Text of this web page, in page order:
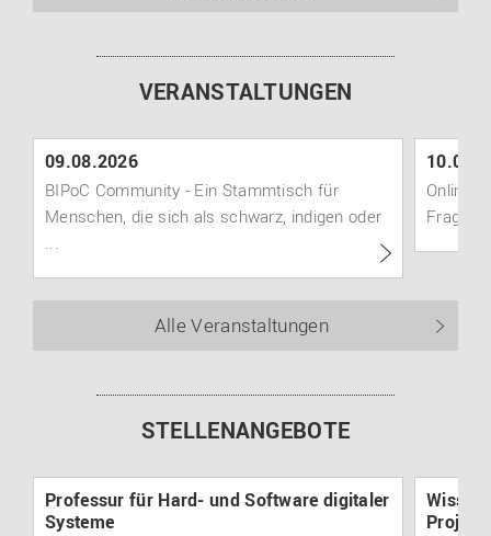
VERANSTALTUNGEN
09.08.2026
BIPoC Community - Ein Stammtisch für
Menschen, die sich als schwarz, indigen oder
Online-
Fragen
Alle Veranstaltungen
STELLENANGEBOTE
Professur für Hard- und Software digitaler
Systeme
Projekt